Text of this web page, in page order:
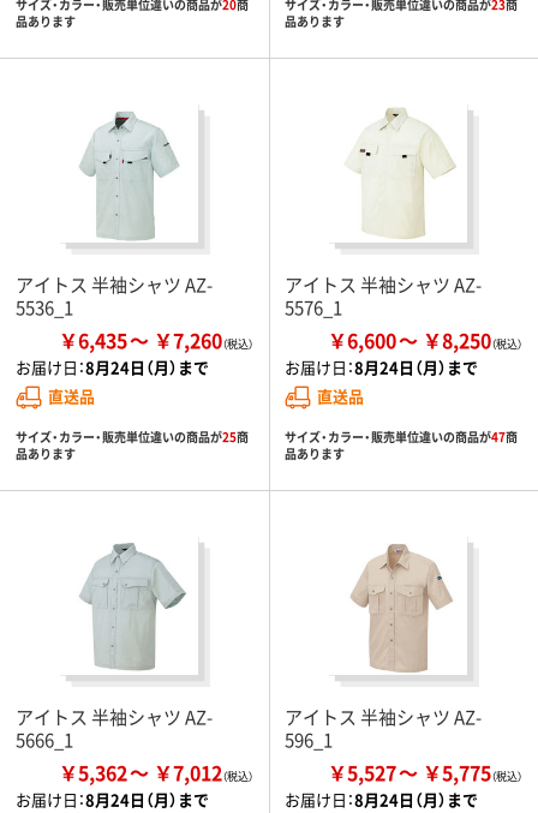
サイズ・カラー・販売単位違いの商品が20商
品あります
サイズ・カラー・販売単位違いの商品が23商
品あります
アイトス 半袖シャツ AZ-
5536_1
￥6,435 ￥7,260
お届け日：8月24日（月）まで
直送品
サイズ・カラー・販売単位違いの商品が25商
品あります
アイトス 半袖シャツ AZ-
5576_1
￥6,600 ￥8,250
お届け日：8月24日（月）まで
直送品
サイズ・カラー・販売単位違いの商品が47商
品あります
アイトス 半袖シャツ AZ-
5666_1
￥5,362 ￥7,012
お届け日：8月24日（月）まで
アイトス 半袖シャツ AZ-
596_1
￥5,527 ￥5,775
お届け日：8月24日（月）まで